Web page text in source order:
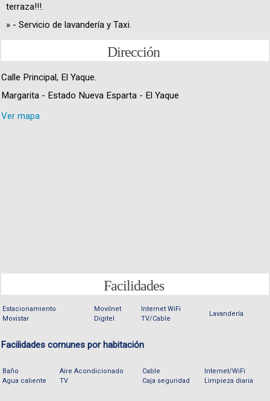
terraza!!!.
» - Servicio de lavandería y Taxi.
Dirección
Calle Principal, El Yaque.
Margarita - Estado Nueva Esparta - El Yaque
Ver mapa
Facilidades
Estacionamiento
Movistar
Movilnet
Digitel
Internet WiFi
TV/Cable
Lavandería
Facilidades comunes por habitación
Baño
Agua caliente
Aire Acondicionado
TV
Cable
Caja seguridad
Internet/WiFi
Limpieza diaria